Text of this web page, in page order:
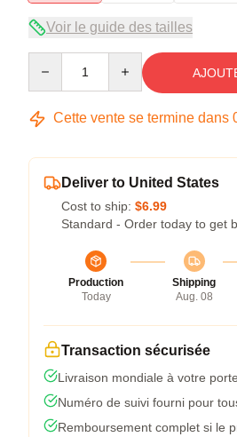
Voir le guide des tailles
Cette vente se termine dans
Deliver to United States
Cost to ship: $6.99
Standard - Order today to get
Production
Today
Shipping
Aug. 08
Transaction sécurisée
Livraison mondiale à votre porte
Numéro de suivi fourni pour
Remboursement complet si le